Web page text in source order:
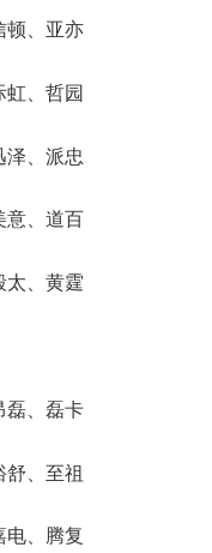
顿、亚亦
、哲园
泽、派忠
意、道百
太、黄霆
磊、磊卡
、至祖
电、腾复